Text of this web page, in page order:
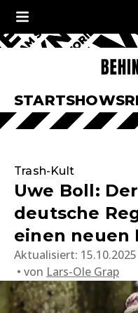
STARTSHOWS
Trash-Kult
Uwe Boll:
deutsche
einen neuen
Aktualisiert:
von Lars-Ole Grap